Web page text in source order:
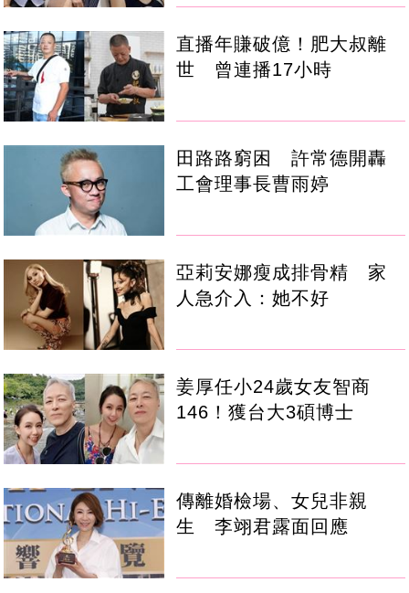
直播年賺破億！肥大叔離
世 曾連播17小時
田路路窮困 許常德開轟
工會理事長曹雨婷
亞莉安娜瘦成排骨精 家
人急介入：她不好
姜厚任小24歲女友智商
146！獲台大3碩博士
傳離婚檢場、女兒非親
生 李翊君露面回應